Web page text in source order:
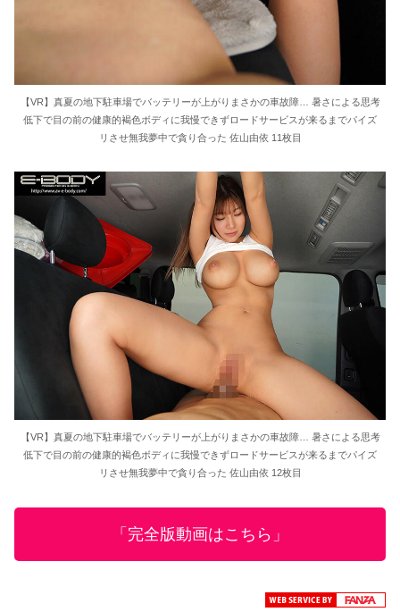
【VR】真夏の地下駐車場でバッテリーが上がりまさかの車故障… 暑さによる思考
低下で目の前の健康的褐色ボディに我慢できずロードサービスが来るまでパイズ
リさせ無我夢中で貪り合った 佐山由依 11枚目
【VR】真夏の地下駐車場でバッテリーが上がりまさかの車故障… 暑さによる思考
低下で目の前の健康的褐色ボディに我慢できずロードサービスが来るまでパイズ
リさせ無我夢中で貪り合った 佐山由依 12枚目
「完全版動画はこちら」